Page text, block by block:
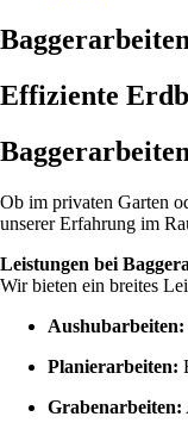
Effiziente
Ob im privaten Garten
unserer Erfahrung im
Leistungen bei
Wir bieten ein breites
Aushubarbeiten:
Planierarbeiten:
Grabenarbeiten: